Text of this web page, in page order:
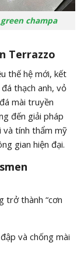
champa
Terrazzo
thế hệ mới, kết
thạch anh, vỏ
mài truyền
đến giải pháp
tính thẩm mỹ
gian hiện đại.
trở thành “cơn
và chống mài